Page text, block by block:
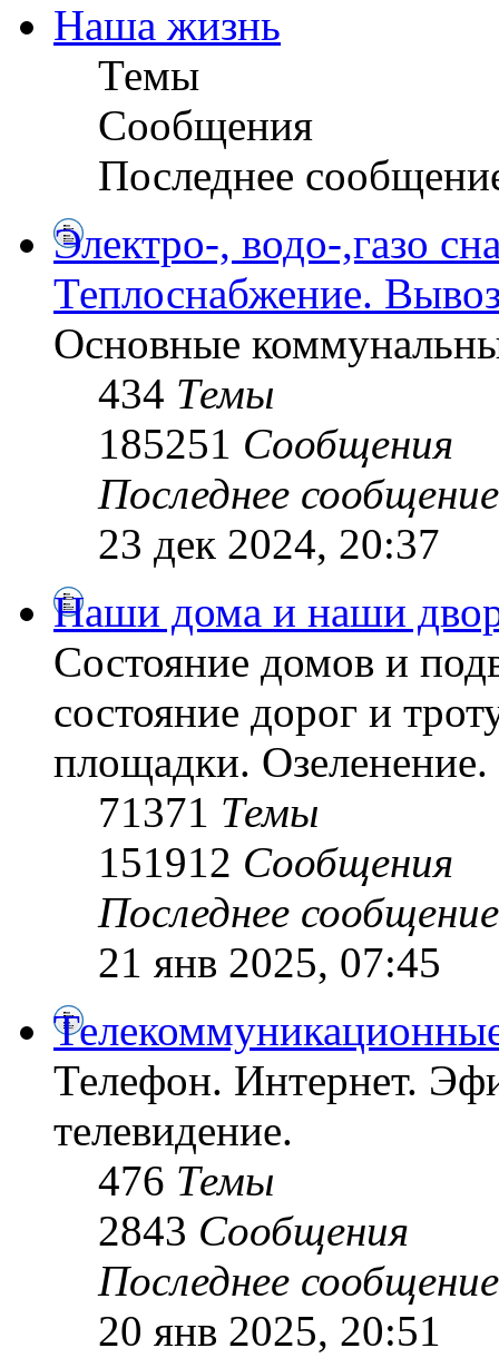
Наша жизнь
Темы
Сообщения
Последнее
Электро-, водо-,газо
Теплоснабжение.
Основные
434 Темы
185251 Сообщения
Последнее сообщение
23 дек 2024, 20:37
Наши дома и наши
Состояние домов и
состояние дорог и
площадки.
71371 Темы
151912 Сообщения
Последнее сообщение
21 янв 2025, 07:45
Телефон. Интернет.
телевидение.
476 Темы
2843 Сообщения
Последнее сообщение
20 янв 2025, 20:51